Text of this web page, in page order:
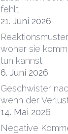
fehlt
21. Juni 2026
woher sie
tun kannst
6. Juni 2026
Geschwister
wenn der
14. Mai 2026
Negative